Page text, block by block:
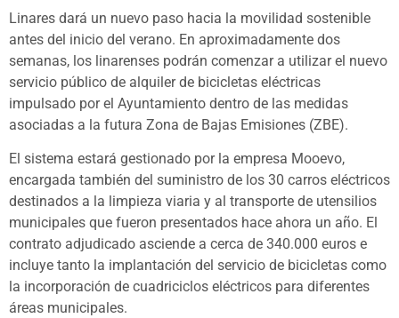
Linares dará un nuevo paso hacia la movilidad sostenible
antes del inicio del verano. En aproximadamente dos
semanas, los linarenses podrán comenzar a utilizar el nuevo
servicio público de alquiler de bicicletas eléctricas
impulsado por el Ayuntamiento dentro de las medidas
asociadas a la futura Zona de Bajas Emisiones (ZBE).
El sistema estará gestionado por la empresa Mooevo,
encargada también del suministro de los 30 carros eléctricos
destinados a la limpieza viaria y al transporte de utensilios
municipales que fueron presentados hace ahora un año. El
contrato adjudicado asciende a cerca de 340.000 euros e
incluye tanto la implantación del servicio de bicicletas como
la incorporación de cuadriciclos eléctricos para diferentes
áreas municipales.